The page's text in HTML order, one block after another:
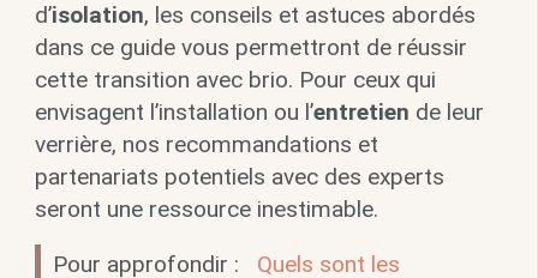
d’isolation, les conseils et astuces abordés
dans ce guide vous permettront de réussir
cette transition avec brio. Pour ceux qui
envisagent l’installation ou l’entretien de leur
verrière, nos recommandations et
partenariats potentiels avec des experts
seront une ressource inestimable.
Pour approfondir :
Quels sont les